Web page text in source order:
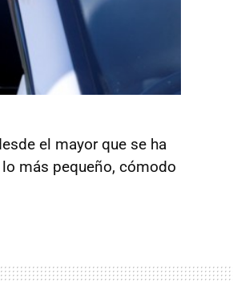
el mayor que se ha
más pequeño, cómodo